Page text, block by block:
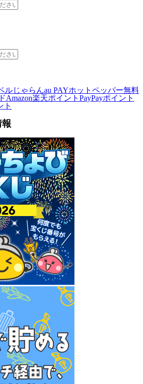
ルじゃらんau PAYホットペッパー無料
Amazon楽天ポイント PayPayポイント
ト